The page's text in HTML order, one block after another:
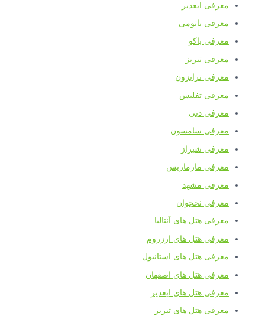
معرفی ایغدیر
معرفی باتومی
معرفی باکو
معرفی تبریز
معرفی ترابزون
معرفی تفلیس
معرفی دبی
معرفی سامسون
معرفی شیراز
معرفی مارماریس
معرفی مشهد
معرفی نخجوان
معرفی هتل های آنتالیا
معرفی هتل های ارزروم
معرفی هتل های استانبول
معرفی هتل های اصفهان
معرفی هتل های ایغدیر
معرفی هتل های تبریز